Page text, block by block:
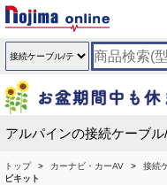
アルパインの接続ケーブ
トップ カーナビ・カーAV 接続
ビキット